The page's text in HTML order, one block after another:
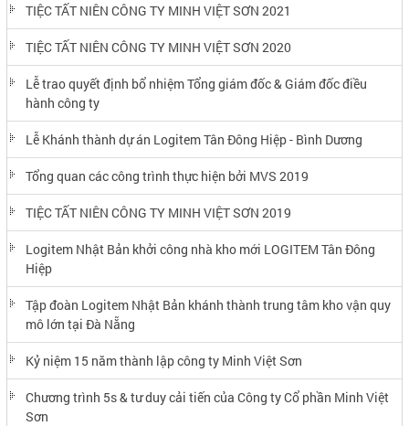
TIỆC TẤT NIÊN CÔNG TY MINH VIỆT SƠN 2021
TIỆC TẤT NIÊN CÔNG TY MINH VIỆT SƠN 2020
Lễ trao quyết định bổ nhiệm Tổng giám đốc & Giám đốc điều
hành công ty
Lễ Khánh thành dự án Logitem Tân Đông Hiệp - Bình Dương
Tổng quan các công trình thực hiện bởi MVS 2019
TIỆC TẤT NIÊN CÔNG TY MINH VIỆT SƠN 2019
Logitem Nhật Bản khởi công nhà kho mới LOGITEM Tân Đông
Hiệp
Tập đoàn Logitem Nhật Bản khánh thành trung tâm kho vận quy
mô lớn tại Đà Nẵng
Kỷ niệm 15 năm thành lập công ty Minh Việt Sơn
Chương trình 5s & tư duy cải tiến của Công ty Cổ phần Minh Việt
Sơn